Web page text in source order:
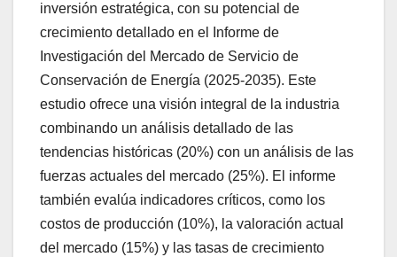
inversión estratégica, con su potencial de
crecimiento detallado en el Informe de
Investigación del Mercado de Servicio de
Conservación de Energía (2025-2035). Este
estudio ofrece una visión integral de la industria
combinando un análisis detallado de las
tendencias históricas (20%) con un análisis de las
fuerzas actuales del mercado (25%). El informe
también evalúa indicadores críticos, como los
costos de producción (10%), la valoración actual
del mercado (15%) y las tasas de crecimiento